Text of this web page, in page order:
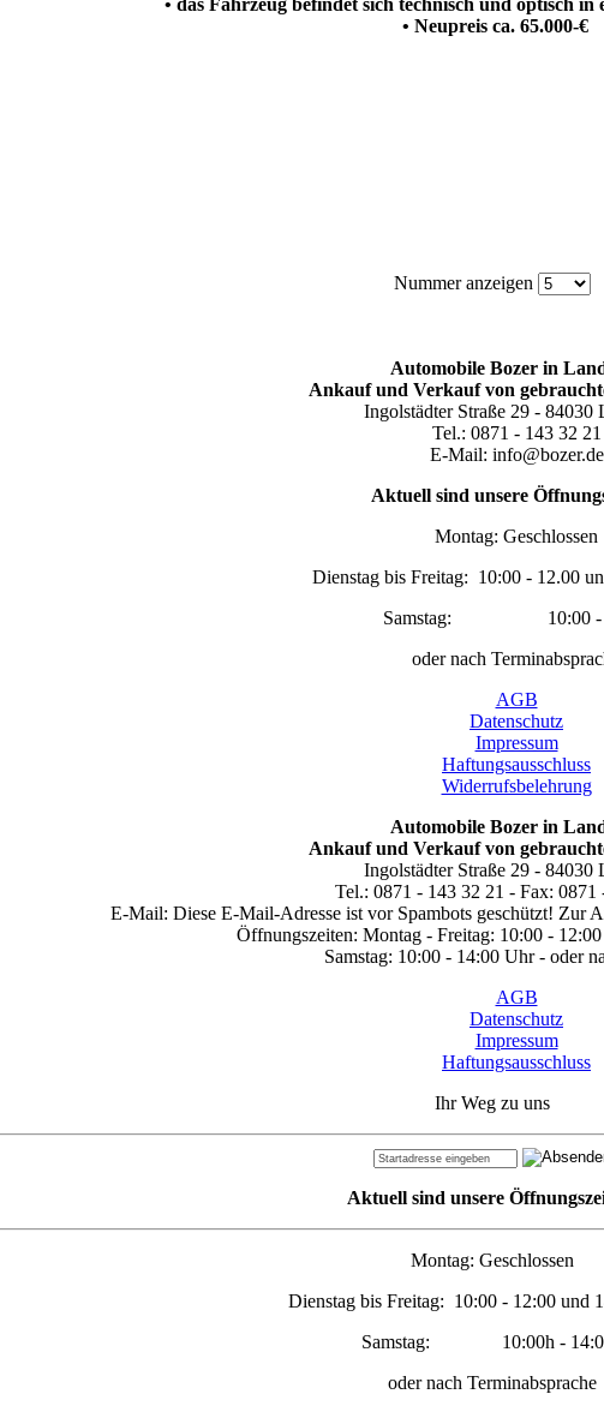
• das Fahrzeug befindet sich technisch und optisch
• Neupreis ca. 65.000-€
Nummer anzeigen
Automobile Bozer in
Ankauf und Verkauf von
Ingolstädter Straße 29 - 84030
Tel.: 0871 - 143 32 21
E-Mail: info@bozer.de
Aktuell sind unsere
Montag: Geschlossen
Dienstag bis Freitag: 10:00 - 12.00
Samstag: 10:00 -
oder nach
AGB
Datenschutz
Impressum
Haftungsausschluss
Widerrufsbelehrung
Automobile Bozer in
Ankauf und Verkauf von
Ingolstädter Straße 29 - 84030
Tel.: 0871 - 143 32 21 - Fax: 0871
E-Mail: Diese E-Mail-Adresse ist vor Spambots geschützt! Zur
Öffnungszeiten: Montag - Freitag: 10:00 -
Samstag: 10:00 - 14:00 Uhr - oder
AGB
Datenschutz
Impressum
Haftungsausschluss
Ihr Weg zu uns
Aktuell sind unsere
Montag: Geschlossen
Dienstag bis Freitag: 10:00 - 12:00 und
Samstag: 10:00h -
oder nach Terminabsprache